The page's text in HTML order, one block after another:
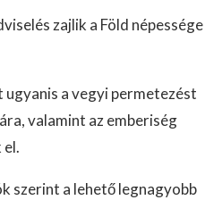
zajlik a Föld népessége
a vegyi permetezést
valamint az emberiség
szerint a lehető legnagyobb